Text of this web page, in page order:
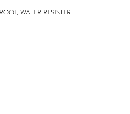
WATER RESISTER